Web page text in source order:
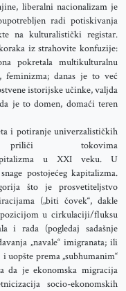
liberalni nacionalizam je
radi potiskivanja
na kulturalistički registar.
iz strahovite konfuzije:
pokretala multikulturalnu
danas je to već
istorijske učinke, valjda
je to domen, domaći teren
i potiranje univerzalističkih
priliči tokovima
u XXI veku. U
postojećeg kapitalizma.
što je prosvetiteljstvo
(„biti čovek“, dakle
u cirkulaciji/fluksu
i rada (pogledaj sadašnje
„navale“ imigranata; ili
prema „subhumanim“
da je ekonomska migracija
socio-ekonomskih